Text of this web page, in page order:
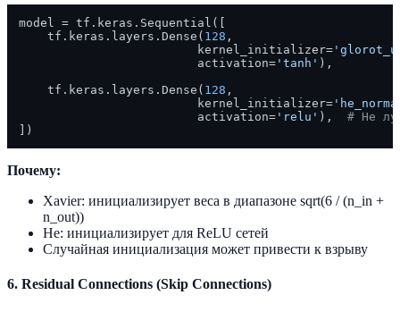
model = tf.keras.Sequential([
    tf.keras.layers.Dense(
128 ,
                         kernel_initializer=
                         activation=
'tanh' ),
    tf.keras.layers.Dense(
128 ,
                         kernel_initializer=
                         activation=
'relu' ), # He
Почему:
Xavier: инициализирует веса в диапазоне sqrt(6 / (n_in +
n_out))
He: инициализирует для ReLU сетей
Случайная инициализация может привести к взрыву
6. Residual Connections (Skip Connections)